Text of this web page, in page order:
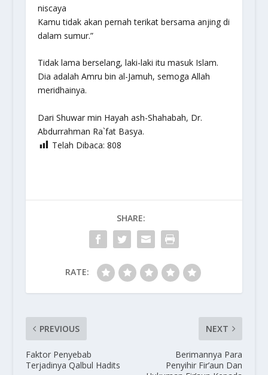
niscaya
Kamu tidak akan pernah terikat bersama anjing di
dalam sumur.”
Tidak lama berselang, laki-laki itu masuk Islam.
Dia adalah Amru bin al-Jamuh, semoga Allah
meridhainya.
Dari Shuwar min Hayah ash-Shahabah, Dr.
Abdurrahman Ra`fat Basya.
Telah Dibaca: 808
SHARE:
RATE:
PREVIOUS
Faktor Penyebab
Terjadinya Qalbul Hadits
NEXT
Berimannya Para
Penyihir Fir’aun Dan